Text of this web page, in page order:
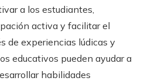
a los estudiantes,
activa y facilitar el
de experiencias lúdicas y
educativos pueden ayudar a
habilidades